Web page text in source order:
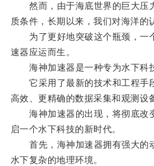
然而，由于海底世界的巨大压
质条件，长期以来，我们对海洋的
为了更好地突破这个瓶颈，一
速器应运而生。
海神加速器是一种专为水下科技
它采用了最新的技术和工程手
高效、更精确的数据采集和观测设
海神加速器的出现，将彻底改
启一个水下科技的新时代。
首先，海神加速器拥有强大的
水下复杂的地理环境。